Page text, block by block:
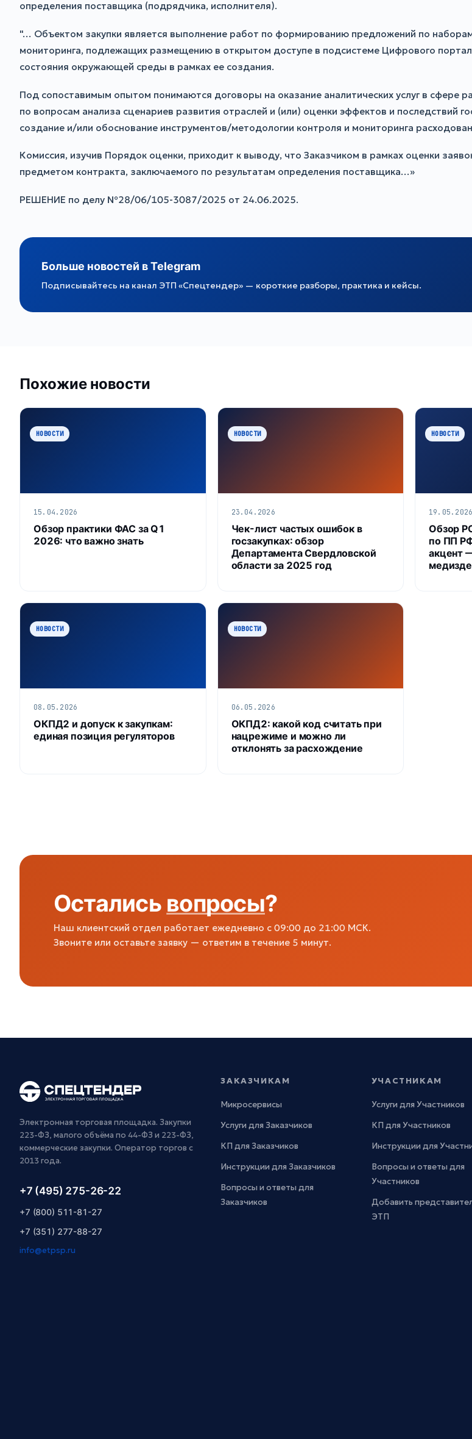
определения поставщика (подрядчика, исполнителя).
"… Объектом закупки является выполнение работ по формированию предложений по
мониторинга, подлежащих размещению в открытом доступе в подсистеме Цифрового
состояния окружающей среды в рамках ее создания.
Под сопоставимым опытом понимаются договоры на оказание аналитических услуг в сфере
по вопросам анализа сценариев развития отраслей и (или) оценки эффектов и последствий
создание и/или обоснование инструментов/методологии контроля и мониторинга
Комиссия, изучив Порядок оценки, приходит к выводу, что Заказчиком в рамках оценки
предметом контракта, заключаемого по результатам определения поставщика…»
РЕШЕНИЕ по делу №28/06/105-3087/2025 от 24.06.2025.
Больше новостей в Telegram
Подписывайтесь на канал ЭТП «Спецтендер» — короткие разборы, практика и кейсы.
Похожие новости
НОВОСТИ
15.04.2026
Обзор практики ФАС за Q1
2026: что важно знать
НОВОСТИ
23.04.2026
Чек-лист частых ошибок в
госзакупках: обзор
Департамента Свердловской
области за 2025 год
НОВОСТИ
19.05.2026
Обзор
по ПП
акцент
НОВОСТИ
08.05.2026
ОКПД2 и допуск к закупкам:
единая позиция регуляторов
НОВОСТИ
06.05.2026
ОКПД2: какой код считать при
нацрежиме и можно ли
отклонять за расхождение
Остались вопросы?
Наш клиентский отдел работает ежедневно с 09:00 до 21:00 МСК.
Звоните или оставьте заявку — ответим в течение 5 минут.
Электронная торговая площадка. Закупки
223-ФЗ, малого объёма по 44-ФЗ и 223-ФЗ,
коммерческие закупки. Оператор торгов с
2013 года.
+7 (495) 275-26-22
+7 (800) 511-81-27
+7 (351) 277-88-27
info@etpsp.ru
ЗАКАЗЧИКАМ
Микросервисы
Услуги для Заказчиков
КП для Заказчиков
Инструкции для Заказчиков
Вопросы и ответы для
Заказчиков
УЧАСТНИКАМ
Услуги для Участников
КП для Участников
Инструкции для
Вопросы и ответы для
Участников
Добавить
ЭТП